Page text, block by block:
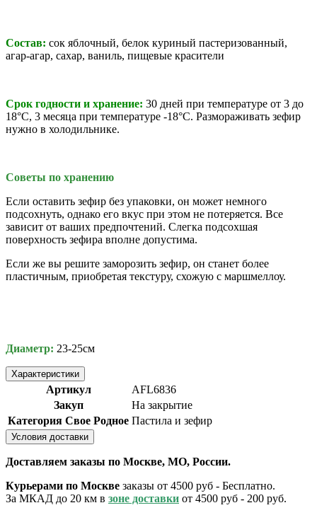
Состав: сок яблочный, белок куриный пастеризованный,
агар-агар, сахар, ваниль, пищевые красители
Срок годности и хранение: 30 дней при температуре от 3 до
18°С, 3 месяца при температуре -18°C. Размораживать зефир
нужно в холодильнике.
Советы по хранению
Если оставить зефир без упаковки, он может немного
подсохнуть, однако его вкус при этом не потеряется. Все
зависит от ваших предпочтений. Слегка подсохшая
поверхность зефира вполне допустима.
Если же вы решите заморозить зефир, он станет более
пластичным, приобретая текстуру, схожую с маршмеллоу.
Диаметр: 23-25см
Характеристики
Артикул
AFL6836
Закуп
На закрытие
Категория Свое Родное Пастила и зефир
Условия доставки
Доставляем заказы по Москве, МО, России.
Курьерами по Москве заказы от 4500 руб - Бесплатно.
За МКАД до 20 км в зоне доставки от 4500 руб - 200 руб.